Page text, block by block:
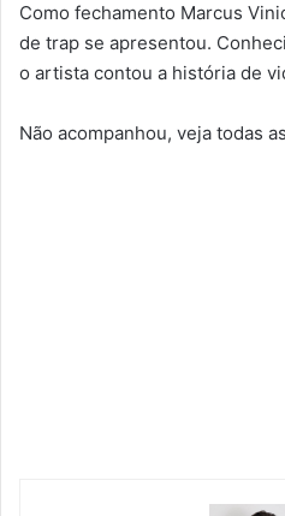
Como fechamento Marcus
de trap se apresentou.
o artista contou a história de
Não acompanhou, veja todas